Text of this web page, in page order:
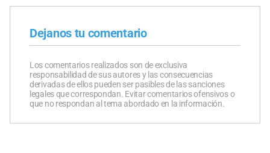
Dejanos tu comentario
Los comentarios realizados son de exclusiva
responsabilidad de sus autores y las consecuencias
derivadas de ellos pueden ser pasibles de las sanciones
legales que correspondan. Evitar comentarios ofensivos o
que no respondan al tema abordado en la información.